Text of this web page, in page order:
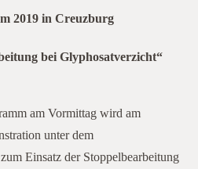
2019 in Creuzburg
bei Glyphosatverzicht“
am Vormittag wird am
unter dem
Einsatz der Stoppelbearbeitung